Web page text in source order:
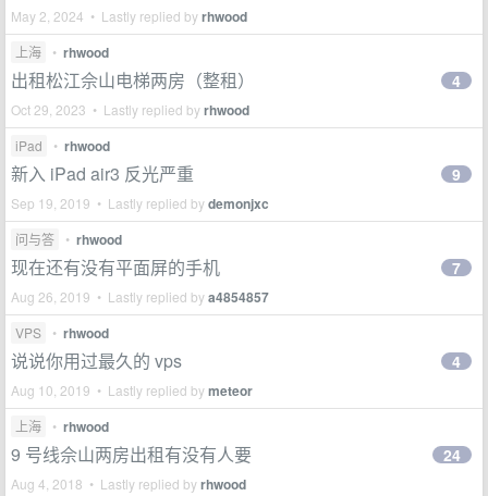
May 2, 2024 • Lastly replied byrhwood
上海 • rhwood
出租松江佘山电梯两房（整租）
Oct 29, 2023 • Lastly replied byrhwood
4
iPad • rhwood
新入 iPad air3 反光严重
Sep 19, 2019 • Lastly replied bydemonjxc
9
问与答 • rhwood
现在还有没有平面屏的手机
Aug 26, 2019 • Lastly replied bya4854857
7
VPS • rhwood
说说你用过最久的 vps
Aug 10, 2019 • Lastly replied bymeteor
4
上海 • rhwood
9 号线佘山两房出租有没有人要
Aug 4, 2018 • Lastly replied byrhwood
24